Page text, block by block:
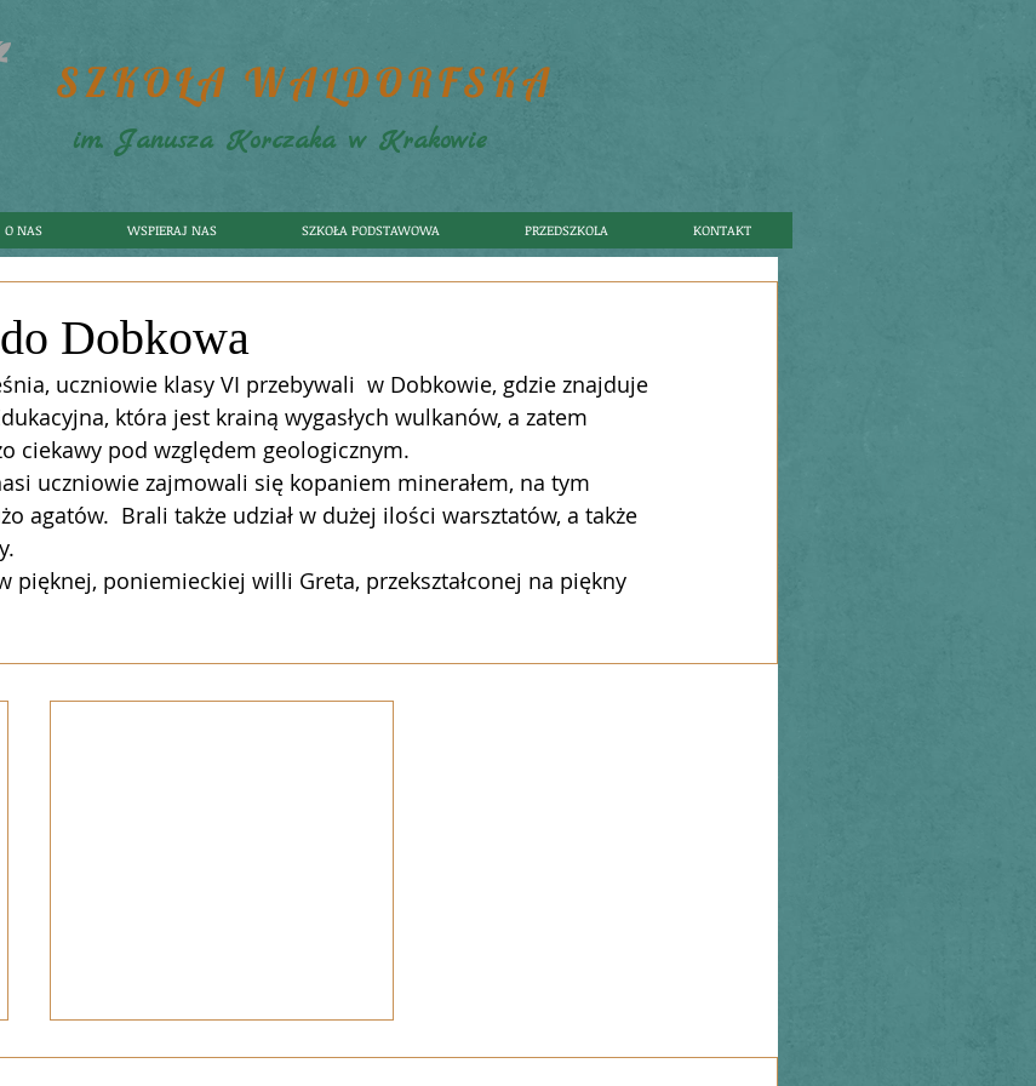
SZKOŁA WALDORFSKA
im. Janusza Korczaka w Krakowie
O NAS WSPIERAJ NAS SZKOŁA PODSTAWOWA PRZEDSZKOLA KONTAKT
Dobkowa
uczniowie klasy VI przebywali  w Dobkowie, gdzie znajduje
która jest krainą wygasłych wulkanów, a zatem
ciekawy pod względem geologicznym.
uczniowie zajmowali się kopaniem minerałem, na tym
agatów.  Brali także udział w dużej ilości warsztatów, a także
pięknej, poniemieckiej willi Greta, przekształconej na piękny